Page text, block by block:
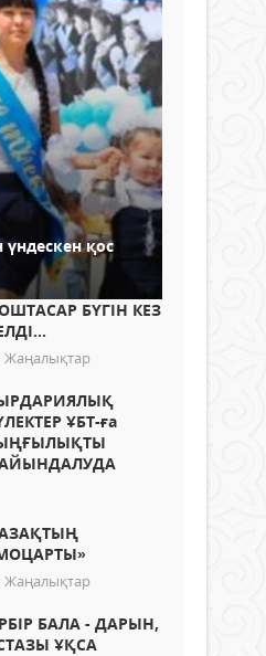
қос
БҮГІН КЕЗ
Жаңалықтар
ҰБТ-ға
Жаңалықтар
БАЛА - ДАРЫН,
ҰҚСА